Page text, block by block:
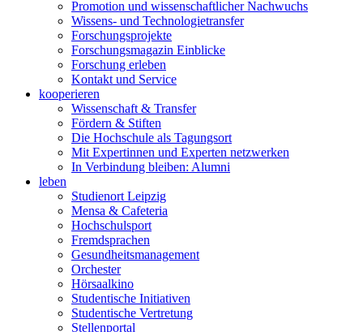
Promotion und wissenschaftlicher Nachwuchs
Wissens- und Technologietransfer
Forschungsprojekte
Forschungsmagazin Einblicke
Forschung erleben
Kontakt und Service
kooperieren
Wissenschaft & Transfer
Fördern & Stiften
Die Hochschule als Tagungsort
Mit Expertinnen und Experten netzwerken
In Verbindung bleiben: Alumni
leben
Studienort Leipzig
Mensa & Cafeteria
Hochschulsport
Fremdsprachen
Gesundheitsmanagement
Orchester
Hörsaalkino
Studentische Initiativen
Studentische Vertretung
Stellenportal